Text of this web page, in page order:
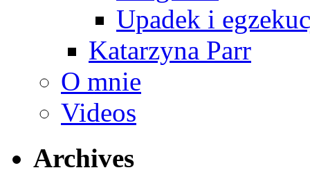
Upadek i
Katarzyna Parr
O mnie
Videos
Archives